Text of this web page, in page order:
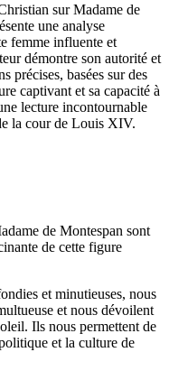
sur Madame de
une analyse
femme influente et
démontre son autorité et
précises, basées sur des
captivant et sa capacité à
lecture incontournable
la cour de Louis XIV.
de Montespan sont
de cette figure
et minutieuses, nous
et nous dévoilent
Ils nous permettent de
et la culture de